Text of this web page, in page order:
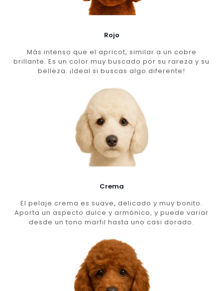
Rojo
Más intenso que el apricot, similar a un cobre
brillante. Es un color muy buscado por su rareza y su
belleza. ¡Ideal si buscas algo diferente!
Crema
El pelaje crema es suave, delicado y muy bonito.
Aporta un aspecto dulce y armónico, y puede variar
desde un tono marfil hasta uno casi dorado.